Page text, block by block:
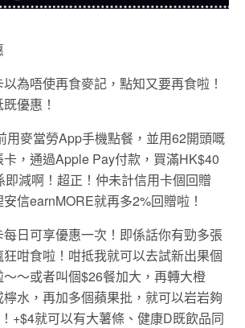
為唔使再食麥記，點知又要再食啦！
優惠！
用麥當勞App手機點餐，並用62開頭嘅
，通過Apple Pay付款，買滿HK$40
減啊！超正！仲未計信用卡個回贈
信earnMORE就再多2%回贈啦！
日可享優惠一次！即係話你有勁多張
咁食啦！咁抵我就可以去試新出果個
～或者叫個$26餐加大，再轉大橙
水，再加多個蘋果批，就可以岩岩夠
+$4就可以有大薯條、健康D既飲品同